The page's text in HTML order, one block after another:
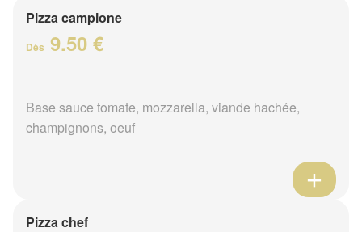
Pizza campione
Dès 9.50 €
Base sauce tomate, mozzarella, viande hachée,
champignons, oeuf
Pizza chef